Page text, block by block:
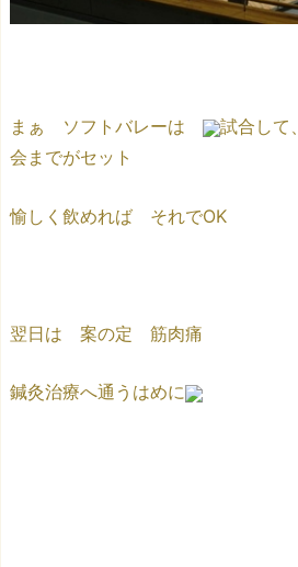
まぁ ソフトバレーは 試合して、
会までがセット
愉しく飲めれば それでOK
翌日は 案の定 筋肉痛
鍼灸治療へ通うはめに